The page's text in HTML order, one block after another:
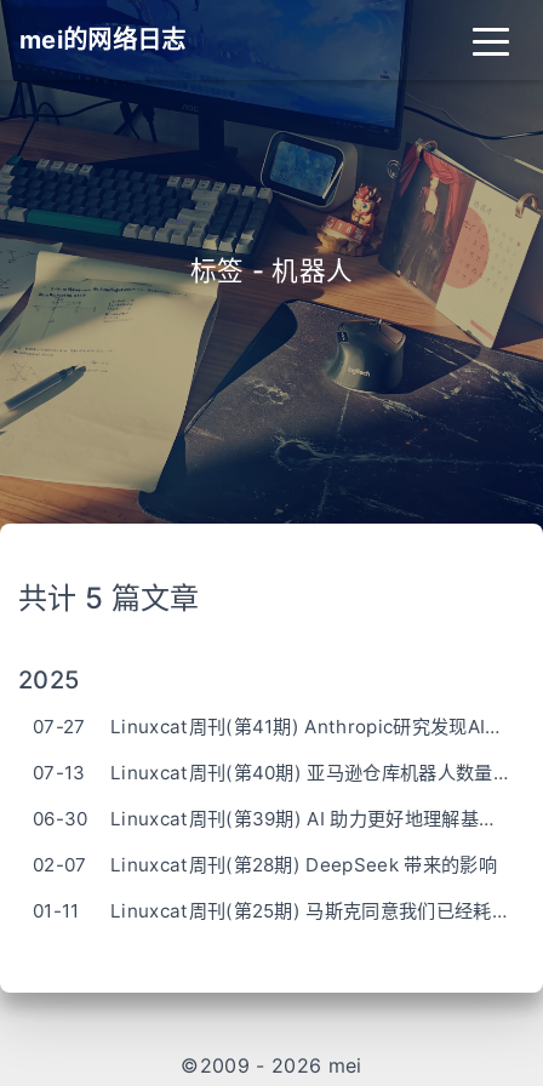
mei的网络日志
标签 - 机器人
共计 5 篇文章
2025
07-27
Linuxcat周刊(第41期) Anthropic研究发现AI反常现象：思考时间越长模型表现越差
07-13
Linuxcat周刊(第40期) 亚马逊仓库机器人数量首次接近人类员工
06-30
Linuxcat周刊(第39期) AI 助力更好地理解基因组
02-07
Linuxcat周刊(第28期) DeepSeek 带来的影响
01-11
Linuxcat周刊(第25期) 马斯克同意我们已经耗尽了AI训练数据
©2009 - 2026 mei